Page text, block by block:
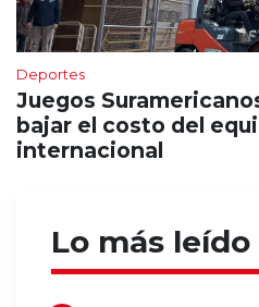
Deportes
Juegos
bajar el costo del
internacional
Lo más leído